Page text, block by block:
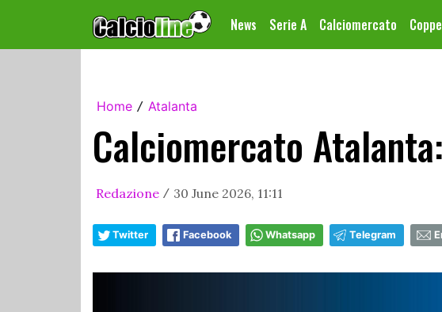
News Serie A Calciomercato Coppe
Home / Atalanta
Calciomercato
Redazione / 30 June 2026, 11:11
Twitter Facebook Whatsapp Telegram